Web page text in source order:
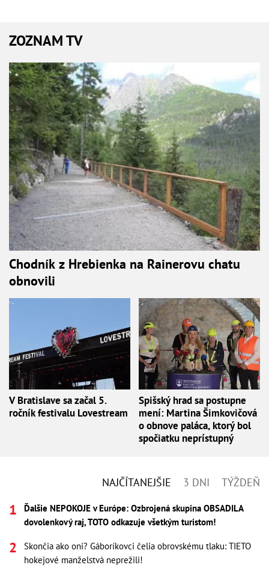
ZOZNAM TV
Chodník z Hrebienka na Rainerovu chatu
obnovili
V Bratislave sa začal 5.
ročník festivalu Lovestream
Spišský hrad sa postupne
mení: Martina Šimkovičová
o obnove paláca, ktorý bol
spočiatku neprístupný
NAJČÍTANEJŠIE 3 DNI TÝŽDEŇ
Ďalšie NEPOKOJE v Európe: Ozbrojená skupina OBSADILA
dovolenkový raj, TOTO odkazuje všetkým turistom!
Skončia ako oni? Gáboríkovci čelia obrovskému tlaku: TIETO
hokejové manželstvá neprežili!